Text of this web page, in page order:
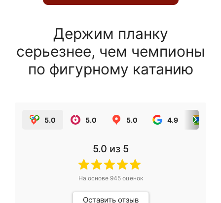
Держим планку
серьезнее, чем чемпионы
по фигурному катанию
5.0 5.0 5.0 4.9
5.0 из 5
На основе 945оценок
Оставить отзыв